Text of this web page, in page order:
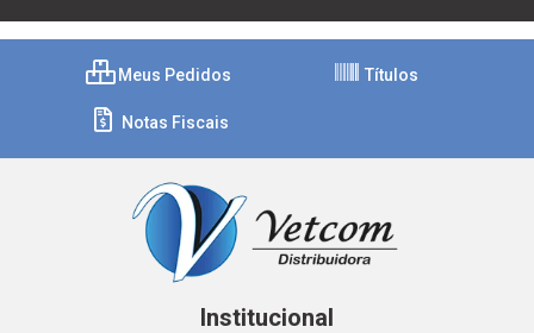
Meus Pedidos Títulos
Notas Fiscais
Institucional